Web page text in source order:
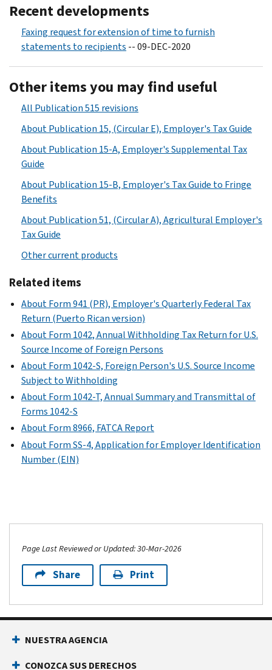
Recent developments
Faxing request for extension of time to furnish
statements to recipients -- 09-DEC-2020
Other items you may find useful
All Publication 515 revisions
About Publication 15, (Circular E), Employer's Tax Guide
About Publication 15-A, Employer's Supplemental Tax
Guide
About Publication 15-B, Employer's Tax Guide to Fringe
Benefits
About Publication 51, (Circular A), Agricultural Employer's
Tax Guide
Other current products
Related items
About Form 941 (PR), Employer's Quarterly Federal Tax
Return (Puerto Rican version)
About Form 1042, Annual Withholding Tax Return for U.S.
Source Income of Foreign Persons
About Form 1042-S, Foreign Person's U.S. Source Income
Subject to Withholding
About Form 1042-T, Annual Summary and Transmittal of
Forms 1042-S
About Form 8966, FATCA Report
About Form SS-4, Application for Employer Identification
Number (EIN)
Page Last Reviewed or Updated: 30-Mar-2026
Share Print
NUESTRA AGENCIA
CONOZCA SUS DERECHOS